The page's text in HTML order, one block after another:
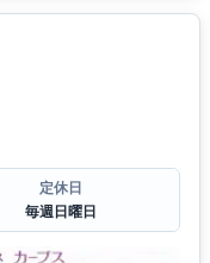
定休日
毎週日曜日